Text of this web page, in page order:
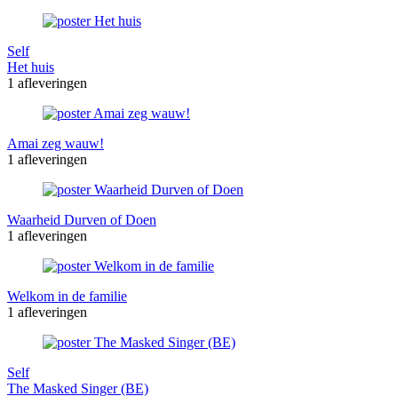
Self
Het huis
1 afleveringen
Amai zeg wauw!
1 afleveringen
Waarheid Durven of Doen
1 afleveringen
Welkom in de familie
1 afleveringen
Self
The Masked Singer (BE)